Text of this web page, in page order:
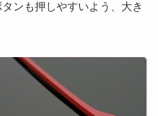
ンも押しやすいよう、大き